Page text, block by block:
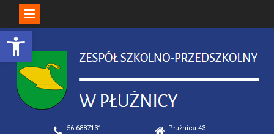
Open toolbar
Skip
to
content
56 6887131
Płużnica 43